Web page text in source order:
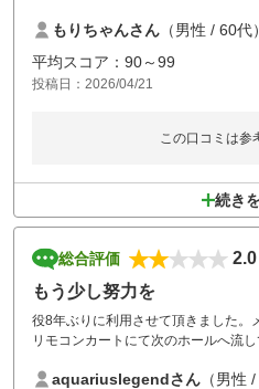
もりちゃんさん （男性 / 60代）
平均スコア：90～99
投稿日：2026/04/21
この口コミは参
続き
総合評価
2.0
もう少し努力を
役8年ぶりに利用させて頂きました。
リモコンカートにて次のホールへ流
がありました。またバンカーの水捌
aquariuslegendさん （男性